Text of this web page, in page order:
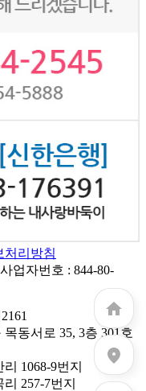
처리방침
사업자번호 : 844-80-
동서로 35, 3층 301호
1068-9번지
257-7번지